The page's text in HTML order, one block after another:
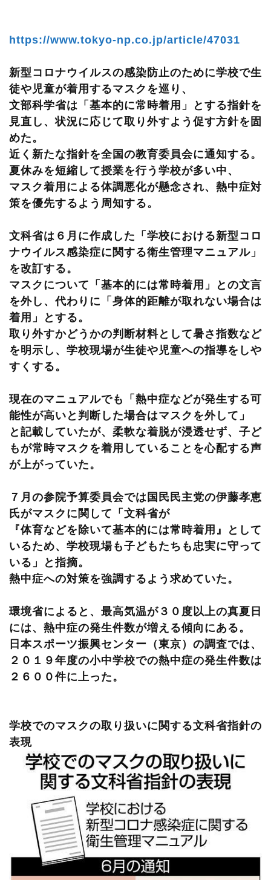
https://www.tokyo-np.co.jp/article/47031
新型コロナウイルスの感染防止のために学校で生
徒や児童が着用するマスクを巡り、
文部科学省は「基本的に常時着用」とする指針を
見直し、状況に応じて取り外すよう促す方針を固
めた。
近く新たな指針を全国の教育委員会に通知する。
夏休みを短縮して授業を行う学校が多い中、
マスク着用による体調悪化が懸念され、熱中症対
策を優先するよう周知する。
文科省は６月に作成した「学校における新型コロ
ナウイルス感染症に関する衛生管理マニュアル」
を改訂する。
マスクについて「基本的には常時着用」との文言
を外し、代わりに「身体的距離が取れない場合は
着用」とする。
取り外すかどうかの判断材料として暑さ指数など
を明示し、学校現場が生徒や児童への指導をしや
すくする。
現在のマニュアルでも「熱中症などが発生する可
能性が高いと判断した場合はマスクを外して」
と記載していたが、柔軟な着脱が浸透せず、子ど
もが常時マスクを着用していることを心配する声
が上がっていた。
７月の参院予算委員会では国民民主党の伊藤孝恵
氏がマスクに関して「文科省が
『体育などを除いて基本的には常時着用』として
いるため、学校現場も子どもたちも忠実に守って
いる」と指摘。
熱中症への対策を強調するよう求めていた。
環境省によると、最高気温が３０度以上の真夏日
には、熱中症の発生件数が増える傾向にある。
日本スポーツ振興センター（東京）の調査では、
２０１９年度の小中学校での熱中症の発生件数は
２６００件に上った。
学校でのマスクの取り扱いに関する文科省指針の
表現